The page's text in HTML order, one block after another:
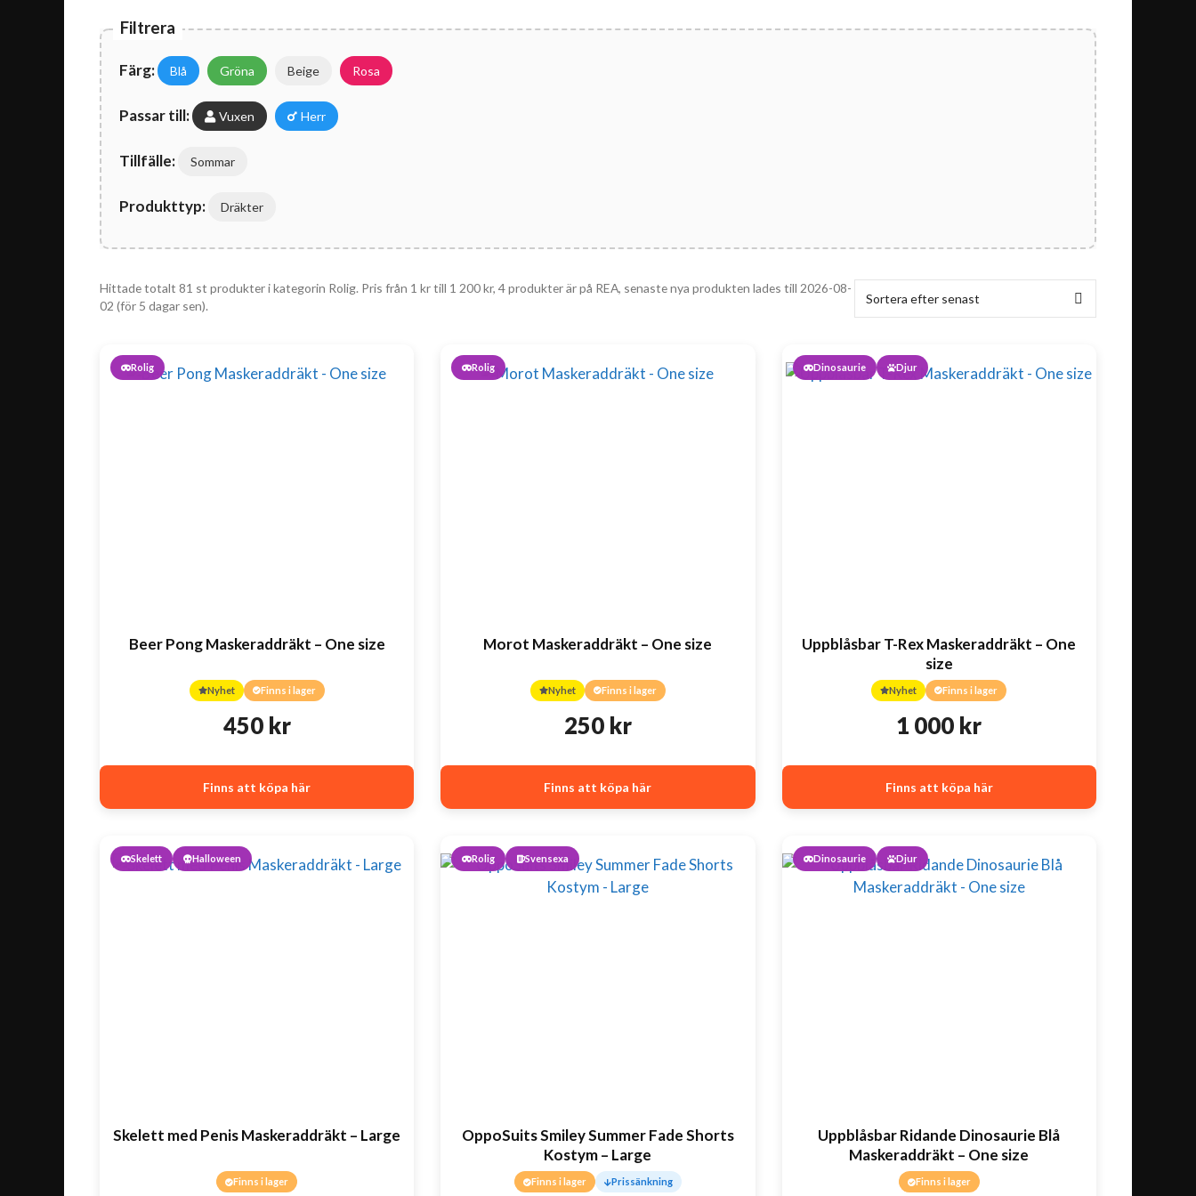
Filtrera
Färg: Blå Gröna Beige Rosa
Passar till: Vuxen Herr
Tillfälle: Sommar
Produkttyp: Dräkter
Hittade totalt 81 st produkter i kategorin Rolig. Pris från 1 krtill 1 200kr, 4 produkter är på REA, senaste nya produkten lades till 2026-08-
02 (för 5 dagar sen).
Rolig
Beer Pong Maskeraddräkt – One size
Nyhet Finns i lager
450 kr
Finns att köpa här
Rolig
Morot Maskeraddräkt – One size
Nyhet Finns i lager
250 kr
Finns att köpa här
Dinosaurie Djur
Uppblåsbar T-Rex Maskeraddräkt – One
size
Nyhet Finns i lager
1 000 kr
Finns att köpa här
Skelett Halloween
Skelett med Penis Maskeraddräkt – Large
Finns i lager
Rolig Svensexa
OppoSuits Smiley Summer Fade Shorts
Kostym – Large
Finns i lager Prissänkning
Dinosaurie Djur
Uppblåsbar Ridande Dinosaurie Blå
Maskeraddräkt – One size
Finns i lager